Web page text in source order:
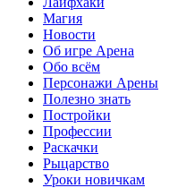
Магия
Новости
Об игре Арена
Обо всём
Персонажи Арены
Полезно знать
Постройки
Профессии
Раскачки
Рыцарство
Уроки новичкам